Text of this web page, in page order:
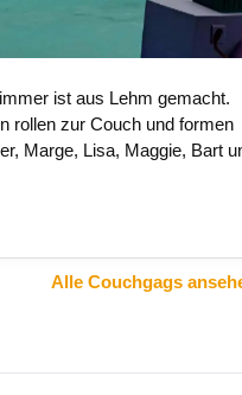
ist aus Lehm gemacht.
rollen zur Couch und formen
Marge, Lisa, Maggie, Bart
Alle Couchgags